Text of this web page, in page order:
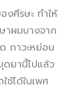
งศีรษะ ทำให้
าผมบางจาก
ภาวะหย่อน
ดยานี้ไปแล้ว
ได้ในเพศ